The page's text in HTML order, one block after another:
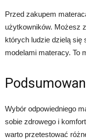
Przed zakupem
użytkowników. Możesz
których ludzie dzielą
modelami materacy. To
Wybór odpowiedniego
sobie zdrowego i
warto przetestować